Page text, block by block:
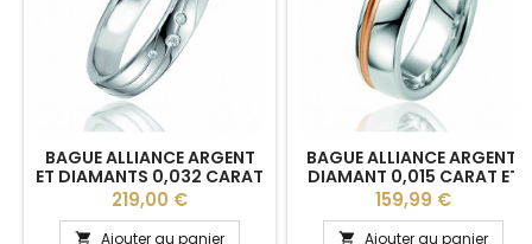
BAGUE ALLIANCE ARGENT
ET DIAMANTS 0,032 CARAT
POUR FEMME "OSIRIS "
Prix
219,00 €
 Ajouter au panier
BAGUE ALLIANCE ARGENT,
DIAMANT 0,015 CARAT ET
PLAQUÉ OR "ZAYA" POUR
FEMME
Prix
159,99 €
 Ajouter au panier